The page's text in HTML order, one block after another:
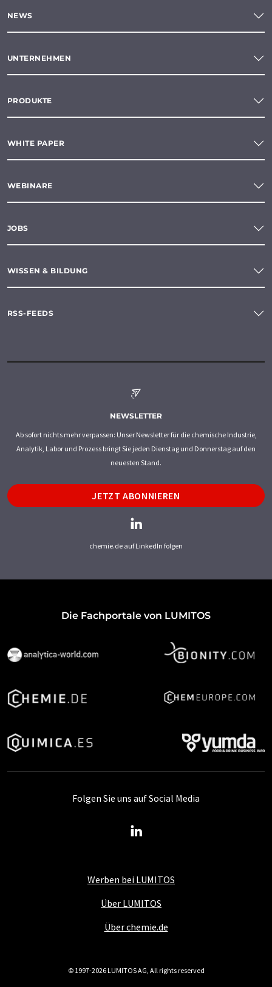
NEWS
UNTERNEHMEN
PRODUKTE
WHITE PAPER
WEBINARE
JOBS
WISSEN & BILDUNG
RSS-FEEDS
NEWSLETTER
Ab sofort nichts mehr verpassen: Unser Newsletter für die chemische Industrie,
Analytik, Labor und Prozess bringt Sie jeden Dienstag und Donnerstag auf den
neuesten Stand.
JETZT ABONNIEREN
chemie.de auf LinkedIn folgen
Die Fachportale von LUMITOS
Werben bei LUMITOS
Über LUMITOS
Über chemie.de
Folgen Sie uns auf Social Media
© 1997-2026 LUMITOS AG, All rights reserved